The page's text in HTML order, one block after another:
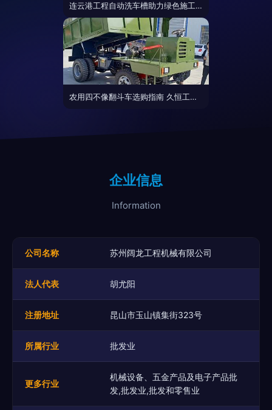
连云港工程自动洗车槽助力绿色施工 十点半高效清洗的运输车辆洗车机解析
农用四不像翻斗车选购指南 久恒工程渣土运输车优势与价格解析
企业信息
Information
公司名称 苏州阔龙工程机械有限公司
法人代表 胡尤阳
注册地址 昆山市玉山镇集街323号
所属行业 批发业
更多行业
机械设备、五金产品及电子产品批
发,批发业,批发和零售业